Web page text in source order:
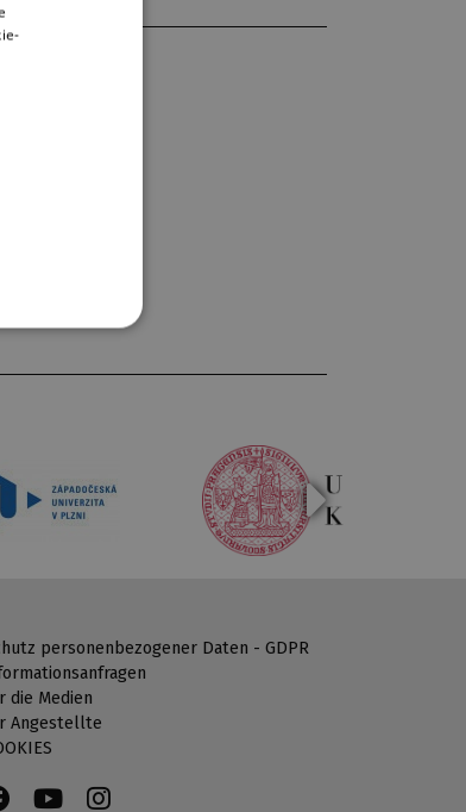
personenbezogener Daten - GDPR
die Medien
Angestellte